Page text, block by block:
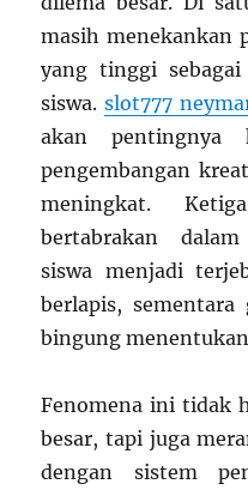
masih menekankan
yang tinggi
siswa.slot777
akan pentingnya
pengembangan
meningkat.
bertabrakan
siswa menjadi
berlapis,
bingung
Fenomena ini tidak
besar, tapi juga
dengan sistem